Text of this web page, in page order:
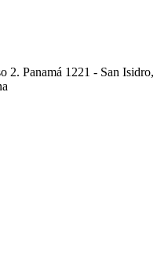
2. Panamá 1221 - San Isidro,